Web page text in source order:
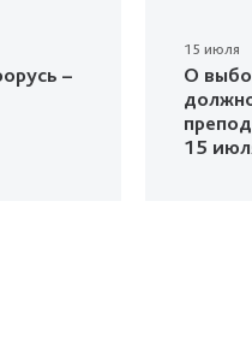
–
15 июля
О
15